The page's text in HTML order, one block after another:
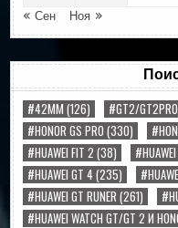
« Сен
Ноя »
#42MM (126) #GT2/GT2PRO
#HONOR GS PRO (330)
#HUAWEI FIT 2 (38)
#HUAWEI GT 4(235)
#HUAWEI GT RUNER (261)
#HUAWEI WATCH GT/GT 2 И